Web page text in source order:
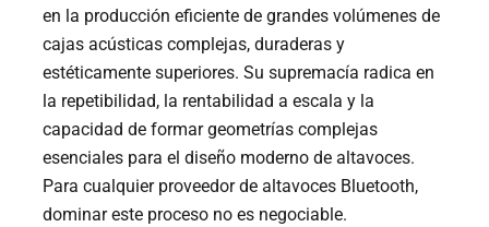
en la producción eficiente de grandes volúmenes de
cajas acústicas complejas, duraderas y
estéticamente superiores. Su supremacía radica en
la repetibilidad, la rentabilidad a escala y la
capacidad de formar geometrías complejas
esenciales para el diseño moderno de altavoces.
Para cualquier proveedor de altavoces Bluetooth,
dominar este proceso no es negociable.